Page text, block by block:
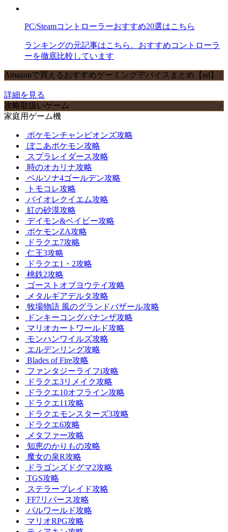
PC/Steamコントローラーおすすめ20選はこちら
ランキングの元記事はこちら。おすすめコントローラ
ーを徹底比較しています
Amazonで買えるおすすめゲーミングデバイスまとめ【ad】
詳細を見る
攻略取扱いゲーム
家庭用ゲーム機
ポケモンチャンピオンズ攻略
ぽこあポケモン攻略
スプラレイダース攻略
時のオカリナ攻略
ペルソナ4ゴールデン攻略
トモコレ攻略
バイオレクイエム攻略
紅の砂漠攻略
デイモン&ベイビー攻略
ポケモンZA攻略
ドラクエ7攻略
仁王3攻略
ドラクエ1・2攻略
桃鉄2攻略
ゴーストオブヨウテイ攻略
メタルギアデルタ攻略
牧場物語 風のグランドバザール攻略
ドンキーコングバナンザ攻略
マリオカートワールド攻略
モンハンワイルズ攻略
エルデンリング攻略
Blades of Fire攻略
ファンタジーライフi攻略
ドラクエ3リメイク攻略
ドラクエ10オフライン攻略
ドラクエ11攻略
ドラクエモンスターズ3攻略
ドラクエ6攻略
メタファー攻略
知恵のかりもの攻略
魔女の泉R攻略
ドラゴンズドグマ2攻略
TGS攻略
ステラーブレイド攻略
FF7リバース攻略
パルワールド攻略
マリオRPG攻略